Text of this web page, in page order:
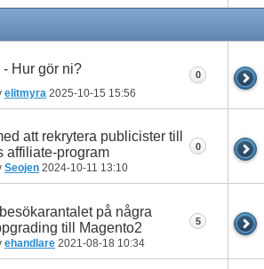
Hur gör ni?
elitmyra 2025-10-15 15:56
0
att rekrytera publicister till
affiliate-program
Seojen 2024-10-11 13:10
0
på några
till Magento2
ehandlare 2021-08-18 10:34
5